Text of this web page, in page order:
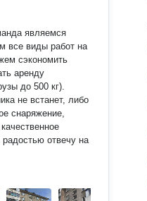
являемся
все виды работ на
сэкономить
аренду
до 500 кг).
не встанет, либо
снаряжение,
отвечу на